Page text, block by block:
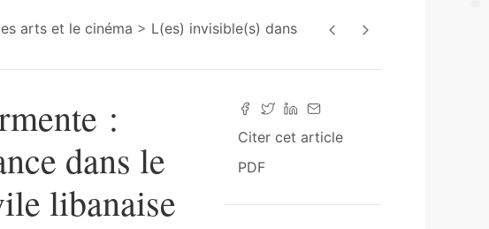
arts et le cinéma
L(es) invisible(s) dans
Citer cet article
PDF
:
dans le
libanaise